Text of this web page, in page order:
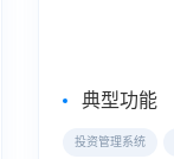
典型功能
投资管理系统